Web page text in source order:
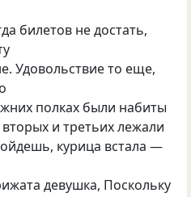
билетов не достать,
Удовольствие то еще,
полках были набиты
и третьих лежали
курица встала —
девушка, Поскольку